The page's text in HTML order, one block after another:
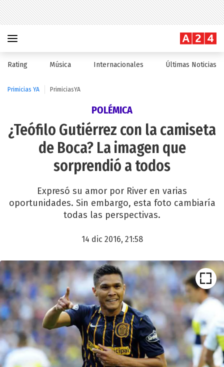
Rating Música Internacionales Últimas Noticias
Primicias YA PrimiciasYA
POLÉMICA
¿Teófilo Gutiérrez con la camiseta
de Boca? La imagen que
sorprendió a todos
Expresó su amor por River en varias
oportunidades. Sin embargo, esta foto cambiaría
todas las perspectivas.
14 dic 2016, 21:58